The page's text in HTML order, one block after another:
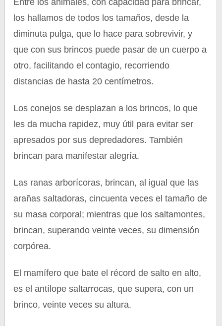
Entre los animales, con capacidad para brincar,
los hallamos de todos los tamaños, desde la
diminuta pulga, que lo hace para sobrevivir, y
que con sus brincos puede pasar de un cuerpo a
otro, facilitando el contagio, recorriendo
distancias de hasta 20 centímetros.
Los conejos se desplazan a los brincos, lo que
les da mucha rapidez, muy útil para evitar ser
apresados por sus depredadores. También
brincan para manifestar alegría.
Las ranas arborícoras, brincan, al igual que las
arañas saltadoras, cincuenta veces el tamaño de
su masa corporal; mientras que los saltamontes,
brincan, superando veinte veces, su dimensión
corpórea.
El mamífero que bate el récord de salto en alto,
es el antílope saltarrocas, que supera, con un
brinco, veinte veces su altura.